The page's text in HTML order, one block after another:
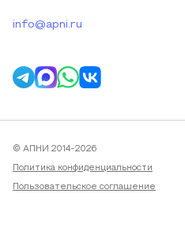
info@apni.ru
© АПНИ 2014-2026
Политика конфиденциальности
Пользовательское соглашение